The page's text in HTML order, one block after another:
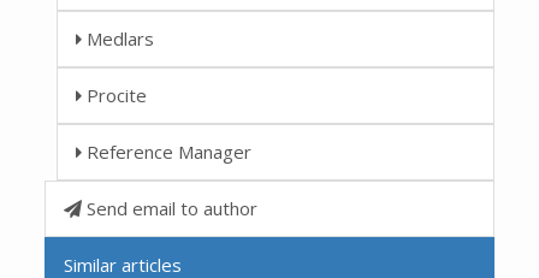
Medlars
Procite
Reference Manager
Send email to author
Similar articles